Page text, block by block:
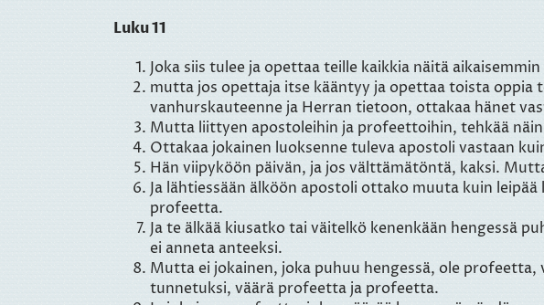
Luku 11
Joka siis tulee ja opettaa teille kaikkia näitä
mutta jos opettaja itse kääntyy ja opettaa toista oppia
vanhurskauteenne ja Herran tietoon, ottakaa hänet
Mutta liittyen apostoleihin ja profeettoihin, tehkää
Ottakaa jokainen luoksenne tuleva apostoli vastaan
Hän viipyköön päivän, ja jos välttämätöntä, kaksi.
Ja lähtiessään älköön apostoli ottako muuta kuin
profeetta.
Ja te älkää kiusatko tai väitelkö kenenkään hengessä
ei anneta anteeksi.
Mutta ei jokainen, joka puhuu hengessä, ole
tunnetuksi, väärä profeetta ja profeetta.